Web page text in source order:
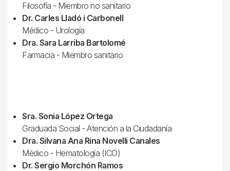
Filosofía - Miembro no sanitario
Dr. Carles Lladó i Carbonell
Médico - Urología
Dra. Sara Larriba Bartolomé
Farmacia - Miembro sanitario
Sra. Sonia López Ortega
Graduada Social - Atención a la Ciudadanía
Dra. Silvana Ana Rina Novelli Canales
Médico - Hematología (ICO)
Dr. Sergio Morchón Ramos